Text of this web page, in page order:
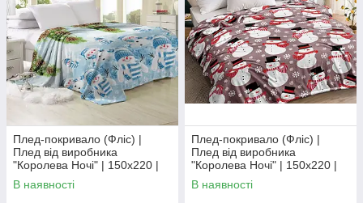
Плед-покривало (Фліс) |
Плед від виробника
"Королева Ночі" | 150х220 |
Сніговики, шишки
В наявності
Плед-покривало (Фліс) |
Плед від виробника
"Королева Ночі" | 150х220 |
Сніговики, сніжинки
В наявності